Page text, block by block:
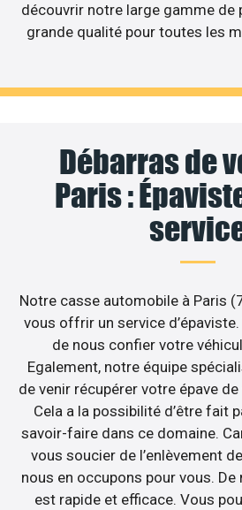
découvrir notre large gamme de
grande qualité pour toutes les
Débarras de
Paris :
Notre casse automobile à Paris
vous offrir un service
de nous confier votre
Egalement, notre équipe
de venir récupérer votre épave
Cela a la possibilité d’être fait
savoir-faire dans ce domaine.
vous soucier de l’enlèvement
nous en occupons pour vous.
est rapide et efficace. Vous